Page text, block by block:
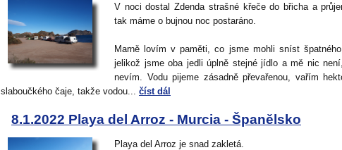
V noci dostal Zdenda strašné křeče do břicha a
tak máme o bujnou noc postaráno.
Marně lovím v paměti, co jsme mohli sníst
jelikož jsme oba jedli úplně stejné jídlo a mě nic
nevím. Vodu pijeme zásadně převařenou, vařím
slaboučkého čaje, takže vodou... číst dál
8.1.2022 Playa del Arroz - Murcia - Španělsko
Playa del Arroz je snad zakletá.